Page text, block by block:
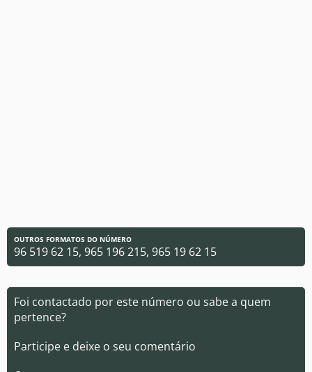
OUTROS FORMATOS DO NÚMERO
96 519 62 15, 965 196 215, 965 19 62 15
Foi contactado por este número ou sabe a quem
pertence?
Participe e deixe o seu comentário